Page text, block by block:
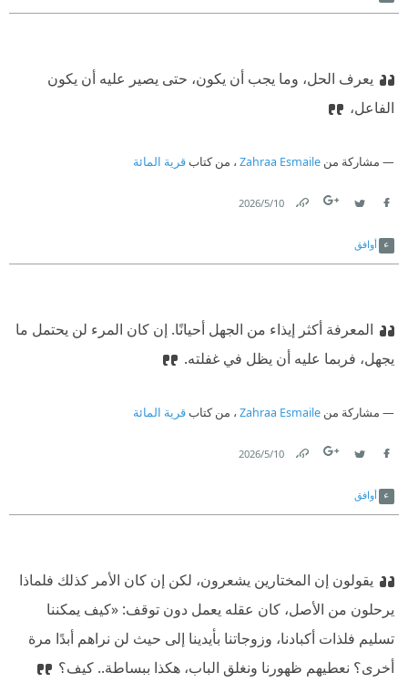
يعرف الحل، وما يجب أن يكون، حتى يصير عليه أن يكون
الفاعل،
مشاركة من Zahraa Esmaile ، من كتابقرية المائة
10‏/5‏/2026
أوافق
المعرفة أكثر إيذاء من الجهل أحيانًا. إن كان المرء لن يحتمل ما
يجهل، فربما عليه أن يظل في غفلته.
مشاركة من Zahraa Esmaile ، من كتابقرية المائة
10‏/5‏/2026
أوافق
يقولون إن المختارين يشعرون، لكن إن كان الأمر كذلك فلماذا
يرحلون من الأصل، كان عقله يعمل دون توقف: «كيف يمكننا
تسليم فلذات أكبادنا، وزوجاتنا بأيدينا إلى حيث لن نراهم أبدًا مرة
أخرى؟ نعطيهم ظهورنا ونغلق الباب، هكذا ببساطة.. كيف؟